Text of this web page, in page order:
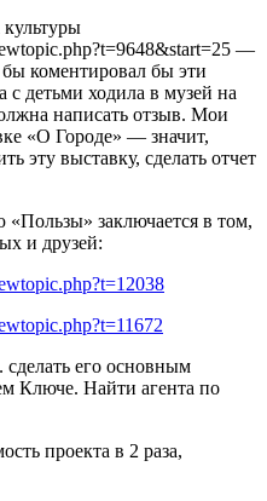
—
бы коментировал бы эти
детьми ходила в музей на
написать отзыв. Мои
«О Городе» — значит,
эту выставку, сделать отчет
заключается в том,
и друзей:
его основным
Ключе. Найти агента по
проекта в 2 раза,